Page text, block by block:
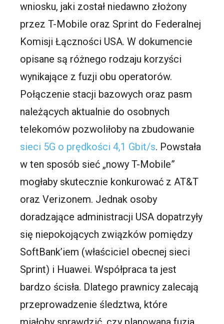
wniosku, jaki został niedawno złożony
przez T-Mobile oraz Sprint do Federalnej
Komisji Łączności USA. W dokumencie
opisane są różnego rodzaju korzyści
wynikające z fuzji obu operatorów.
Połączenie stacji bazowych oraz pasm
należących aktualnie do osobnych
telekomów pozwoliłoby na zbudowanie
sieci 5G o prędkości 4,1 Gbit/s. Powstała
w ten sposób sieć „nowy T-Mobile”
mogłaby skutecznie konkurować z AT&T
oraz Verizonem. Jednak osoby
doradzające administracji USA dopatrzyły
się niepokojących związków pomiędzy
SoftBank’iem (właściciel obecnej sieci
Sprint) i Huawei. Współpraca ta jest
bardzo ścisła. Dlatego prawnicy zalecają
przeprowadzenie śledztwa, które